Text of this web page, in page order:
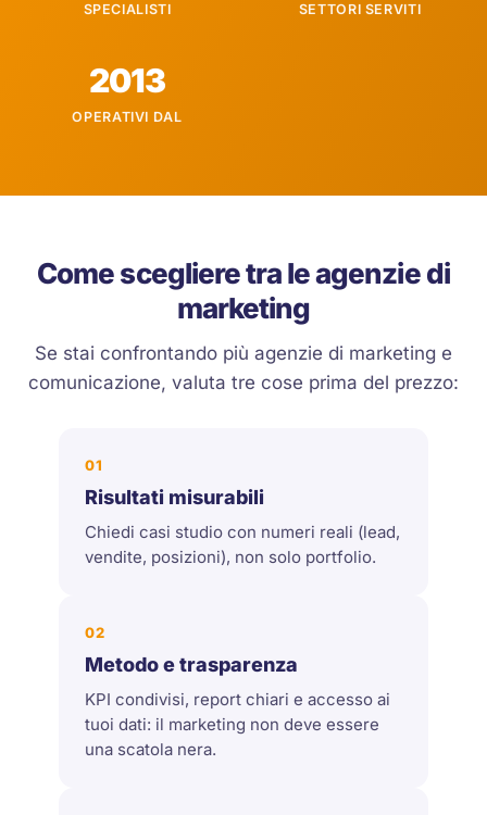
SPECIALISTI SETTORI SERVITI
2013
OPERATIVI DAL
Come scegliere tra le agenzie di
marketing
Se stai confrontando più agenzie di marketing e
comunicazione, valuta tre cose prima del prezzo:
01
Risultati misurabili
Chiedi casi studio con numeri reali (lead,
vendite, posizioni), non solo portfolio.
02
Metodo e trasparenza
KPI condivisi, report chiari e accesso ai
tuoi dati: il marketing non deve essere
una scatola nera.